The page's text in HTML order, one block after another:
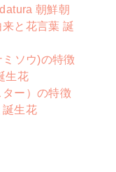
朝鮮朝
と花言葉 誕
ソウ)の特徴
生花
ー）の特徴
誕生花